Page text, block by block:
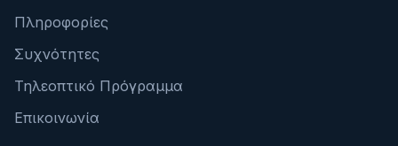
Πληροφορίες
Συχνότητες
Τηλεοπτικό Πρόγραμμα
Επικοινωνία